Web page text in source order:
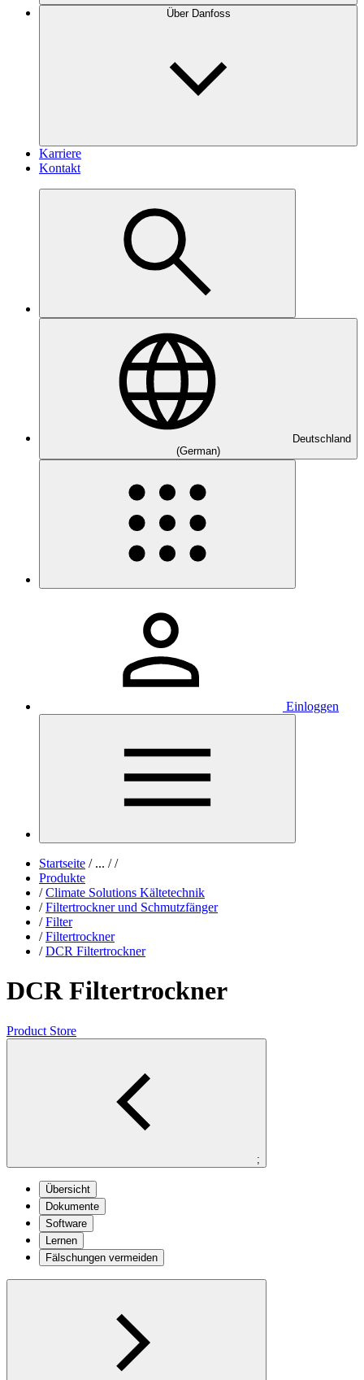
Über Danfoss
Karriere
Kontakt
Deutschland
(German)
Einloggen
Startseite /... / /
Produkte
/ Climate Solutions Kältetechnik
/ Filtertrockner und Schmutzfänger
/ Filter
/ Filtertrockner
/ DCR Filtertrockner
DCR Filtertrockner
Product Store
;
Übersicht
Dokumente
Software
Lernen
Fälschungen vermeiden